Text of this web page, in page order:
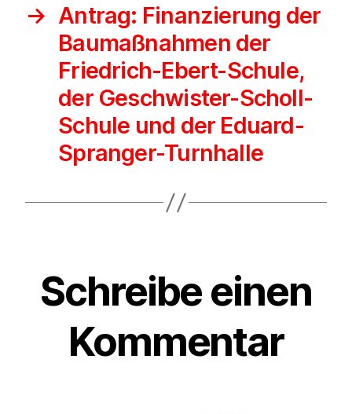
→ Antrag: Finanzierung der
Baumaßnahmen der
Friedrich-Ebert-Schule,
der Geschwister-Scholl-
Schule und der Eduard-
Spranger-Turnhalle
Schreibe einen
Kommentar